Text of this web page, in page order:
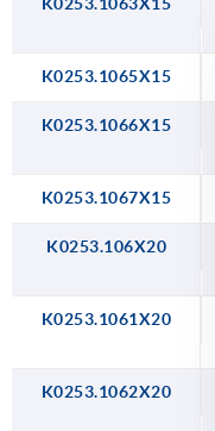
K0253.1065X15
K0253.1066X15
K0253.1067X15
K0253.106X20
K0253.1061X20
K0253.1062X20